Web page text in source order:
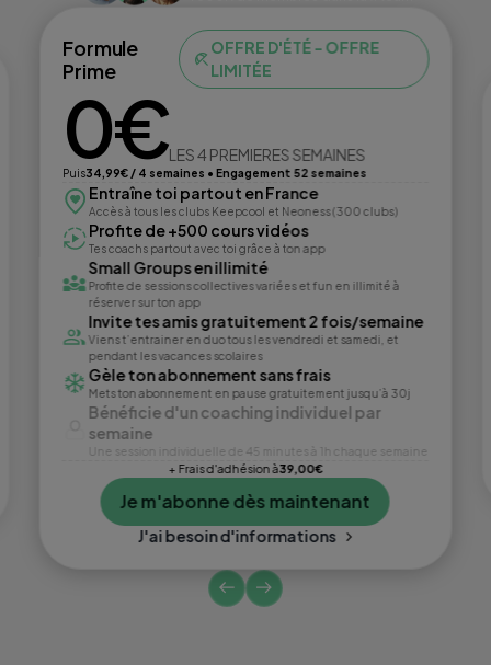
Formule
Prime
OFFRE D'ÉTÉ - OFFRE
LIMITÉE
0€LES 4 PREMIERES SEMAINES
Puis34,99€ / 4 semaines • Engagement 52 semaines
Entraîne toi partout en France
Accès à tous les clubs Keepcool et Neoness (300 clubs)
Profite de +500 cours vidéos
Tes coachs partout avec toi grâce à ton app
Small Groups en illimité
Profite de sessions collectives variées et fun en illimité à
réserver sur ton app
Invite tes amis gratuitement 2 fois/semaine
Viens t’entrainer en duo tous les vendredi et samedi, et
pendant les vacances scolaires
Gèle ton abonnement sans frais
Mets ton abonnement en pause gratuitement jusqu’à 30j
Bénéficie d'un coaching individuel par
semaine
Une session individuelle de 45 minutes à 1h chaque semaine
+ Frais d'adhésion à39,00€
Je m'abonne dès maintenant
J'ai besoin d'informations